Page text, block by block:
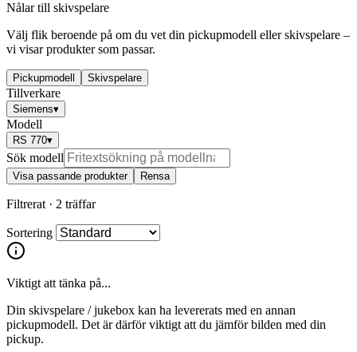
Nålar till skivspelare
Välj flik beroende på om du vet din pickupmodell eller skivspelare –
vi visar produkter som passar.
Pickupmodell Skivspelare
Tillverkare
Siemens▾
Modell
RS 770▾
Sök modell
Visa passande produkter Rensa
Filtrerat · 2 träffar
Sortering
Viktigt att tänka på...
Din skivspelare / jukebox kan ha levererats med en annan
pickupmodell. Det är därför viktigt att du jämför bilden med din
pickup.